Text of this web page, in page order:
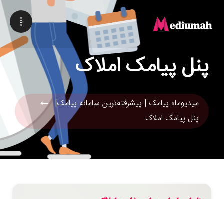
پنل پیامک املاک
میدیوماه پیامک | پیشرفته‌ترین سامانه پیامک|
پنل پیامک املاک